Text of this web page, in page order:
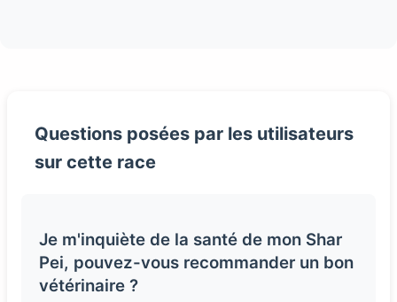
Questions posées par les utilisateurs
sur cette race
Je m'inquiète de la santé de mon Shar
Pei, pouvez-vous recommander un bon
vétérinaire ?